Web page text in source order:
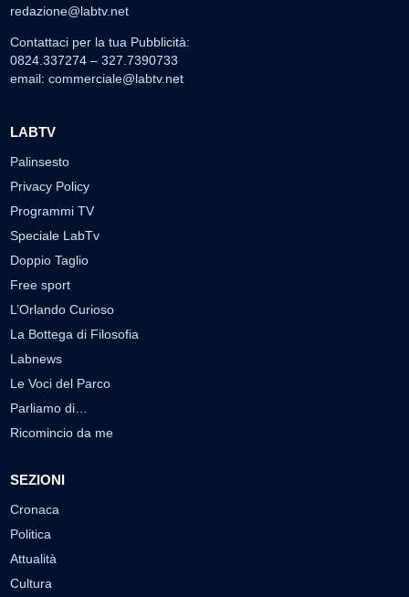
redazione@labtv.net
Contattaci per la tua Pubblicità:
0824.337274 – 327.7390733
email: commerciale@labtv.net
LABTV
Palinsesto
Privacy Policy
Programmi TV
Speciale LabTv
Doppio Taglio
Free sport
L’Orlando Curioso
La Bottega di Filosofia
Labnews
Le Voci del Parco
Parliamo di…
Ricomincio da me
SEZIONI
Cronaca
Politica
Attualità
Cultura